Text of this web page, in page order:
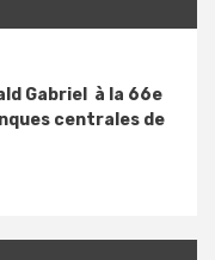
Gabriel à la 66e
centrales de